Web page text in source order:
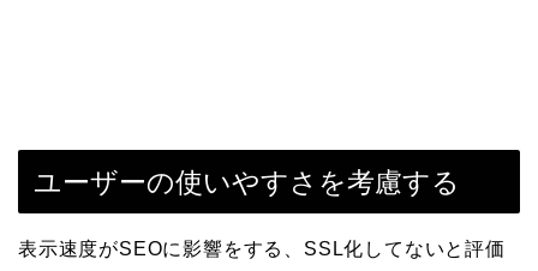
ユーザーの使いやすさを考慮する
表示速度がSEOに影響をする、SSL化してないと評価